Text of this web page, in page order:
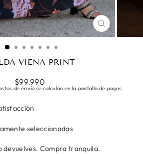
CERRAR
(ESC)
VIENA PRINT
Precio
habitual
$99.990
de envío se calculan en la pantalla de pagos.
seleccionadas
devuelves. Compra tranquila.